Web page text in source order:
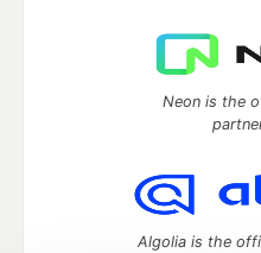
GitLab仓库地址：
https://gitlab.com/
同理，fork完GitLab仓库
Variables（类似于
Neon is the
Algolia is the